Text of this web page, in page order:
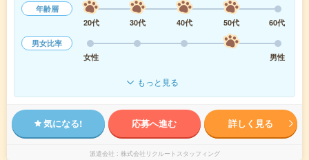
年齢層
20代
30代 40代 50代
60代
男女比率
女性
男性
もっと見る
気になる! 応募へ進む 詳しく見る
派遣会社 株式会社リクルートスタッフィング